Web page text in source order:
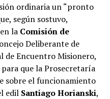
ordinaria un “pronto
según sostuvo,
la Comisión de
Deliberante de
de Encuentro Misionero,
que la Prosecretaría
sobre el funcionamiento
edil Santiago Horianski,